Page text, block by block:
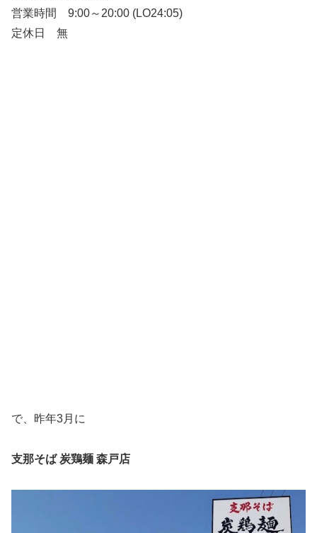
営業時間 9:00～20:00 (LO24:05)
定休日 無
で、昨年3月に
支那そば 炭鶏麺 森戸店